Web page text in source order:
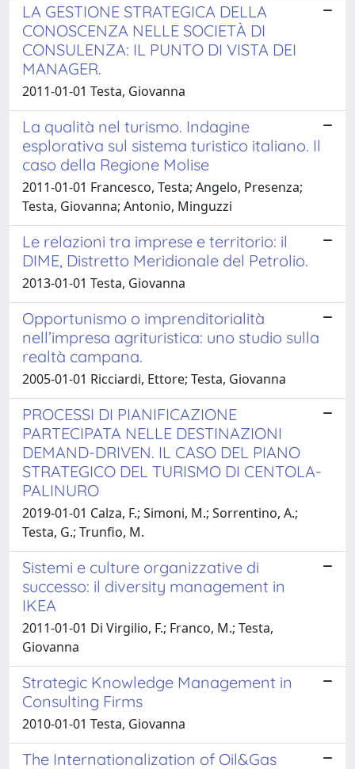
LA GESTIONE STRATEGICA DELLA
CONOSCENZA NELLE SOCIETÀ DI
CONSULENZA: IL PUNTO DI VISTA DEI
MANAGER.
2011-01-01 Testa, Giovanna
La qualità nel turismo. Indagine
esplorativa sul sistema turistico italiano. Il
caso della Regione Molise
2011-01-01 Francesco, Testa; Angelo, Presenza;
Testa, Giovanna; Antonio, Minguzzi
Le relazioni tra imprese e territorio: il
DIME, Distretto Meridionale del Petrolio.
2013-01-01 Testa, Giovanna
Opportunismo o imprenditorialità
nell’impresa agrituristica: uno studio sulla
realtà campana.
2005-01-01 Ricciardi, Ettore; Testa, Giovanna
PROCESSI DI PIANIFICAZIONE
PARTECIPATA NELLE DESTINAZIONI
DEMAND-DRIVEN. IL CASO DEL PIANO
STRATEGICO DEL TURISMO DI CENTOLA-
PALINURO
2019-01-01 Calza, F.; Simoni, M.; Sorrentino, A.;
Testa, G.; Trunfio, M.
Sistemi e culture organizzative di
successo: il diversity management in
IKEA
2011-01-01 Di Virgilio, F.; Franco, M.; Testa,
Giovanna
Strategic Knowledge Management in
Consulting Firms
2010-01-01 Testa, Giovanna
The Internationalization of Oil&Gas